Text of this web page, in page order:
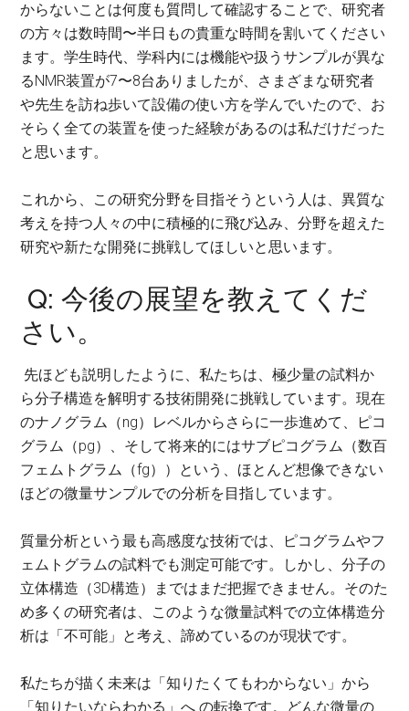
からないことは何度も質問して確認することで、研究者
の方々は数時間〜半日もの貴重な時間を割いてください
ます。学生時代、学科内には機能や扱うサンプルが異な
るNMR装置が7〜8台ありましたが、さまざまな研究者
や先生を訪ね歩いて設備の使い方を学んでいたので、お
そらく全ての装置を使った経験があるのは私だけだった
と思います。
これから、この研究分野を目指そうという人は、異質な
考えを持つ人々の中に積極的に飛び込み、分野を超えた
研究や新たな開発に挑戦してほしいと思います。
Q: 今後の展望を教えてくだ
さい。
先ほども説明したように、私たちは、極少量の試料か
ら分子構造を解明する技術開発に挑戦しています。現在
のナノグラム（ng）レベルからさらに一歩進めて、ピコ
グラム（pg）、そして将来的にはサブピコグラム（数百
フェムトグラム（fg））という、ほとんど想像できない
ほどの微量サンプルでの分析を目指しています。
質量分析という最も高感度な技術では、ピコグラムやフ
ェムトグラムの試料でも測定可能です。しかし、分子の
立体構造（3D構造）まではまだ把握できません。そのた
め多くの研究者は、このような微量試料での立体構造分
析は「不可能」と考え、諦めているのが現状です。
私たちが描く未来は「知りたくてもわからない」から
「知りたいならわかる」へ の転換です。どんな微量の